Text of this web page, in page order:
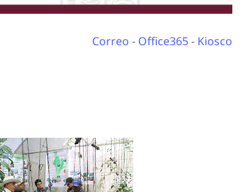
Correo - Office365- Kiosco